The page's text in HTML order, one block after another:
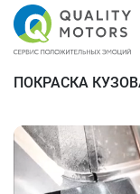
ПОКРАСКА